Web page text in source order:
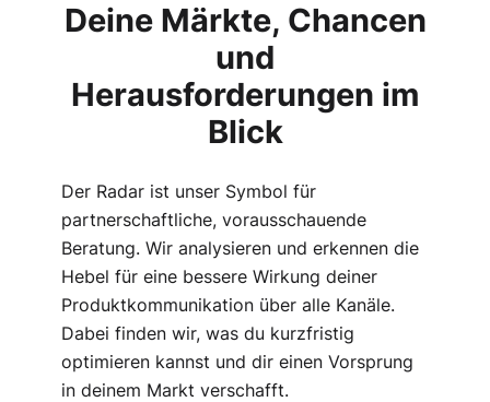
Deine Märkte, Chancen
und
Herausforderungen im
Blick
Der Radar ist unser Symbol für
partnerschaftliche, vorausschauende
Beratung. Wir analysieren und erkennen die
Hebel für eine bessere Wirkung deiner
Produktkommunikation über alle Kanäle.
Dabei finden wir, was du kurzfristig
optimieren kannst und dir einen Vorsprung
in deinem Markt verschafft.